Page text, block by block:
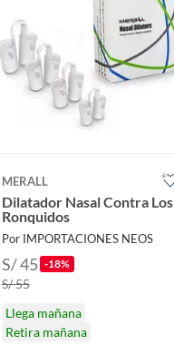
MERALL
Dilatador Nasal Contra Los
Ronquidos
Por IMPORTACIONES NEOS
S/ 45 -18%
S/ 55
Llega mañana
Retira mañana